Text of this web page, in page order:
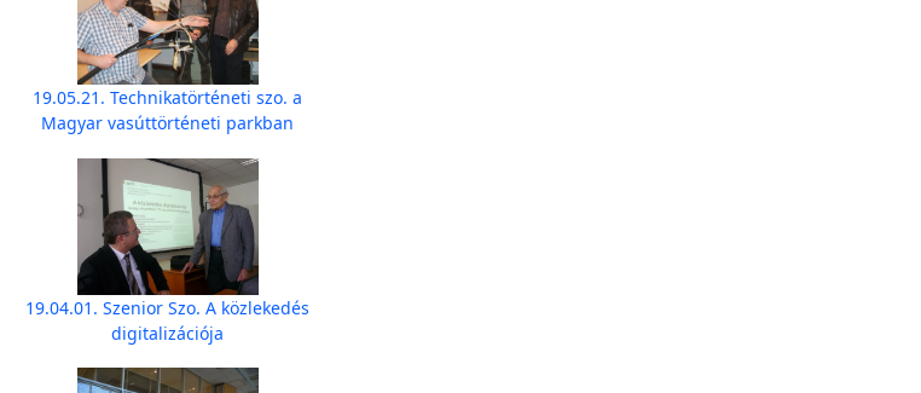
19.05.21. Technikatörténeti szo. a
Magyar vasúttörténeti parkban
19.04.01. Szenior Szo. A közlekedés
digitalizációja